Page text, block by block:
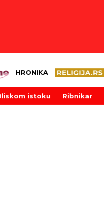
HRONIKA
istoku Ribnikar